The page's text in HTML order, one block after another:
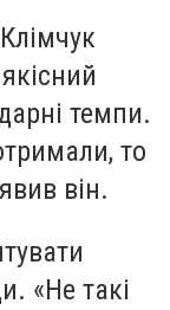
темпи.
то
він.
«Не такі